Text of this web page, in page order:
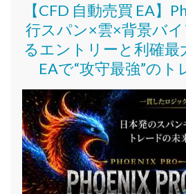
【CFD 自動売買 EA】
行スパン×雲×背景バ
るエントリーと利確最
EAで“攻守最強”の